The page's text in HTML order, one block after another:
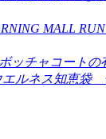
MALL RUN
ッチャコートの
エルネス知恵袋